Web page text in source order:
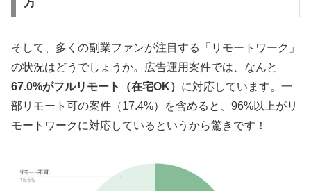
そして、多くの副業ファンが注目する「リモートワーク」
の状況はどうでしょうか。広告運用案件では、なんと
67.0%がフルリモート（在宅OK） に対応しています。一
部リモート可の案件（17.4%）を含めると、96%以上がリ
モートワークに対応しているというから驚きです！